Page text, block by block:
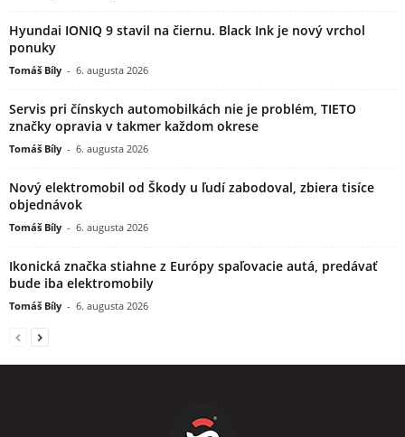
Hyundai IONIQ 9 stavil na čiernu. Black Ink je nový vrchol
ponuky
Tomáš Bíly - 6. augusta 2026
Servis pri čínskych automobilkách nie je problém, TIETO
značky opravia v takmer každom okrese
Tomáš Bíly - 6. augusta 2026
Nový elektromobil od Škody u ľudí zabodoval, zbiera tisíce
objednávok
Tomáš Bíly - 6. augusta 2026
Ikonická značka stiahne z Európy spaľovacie autá, predávať
bude iba elektromobily
Tomáš Bíly - 6. augusta 2026